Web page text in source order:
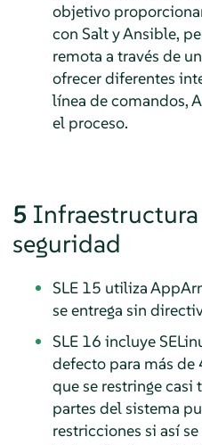
objetivo
con Salt y Ansible,
remota a través de
ofrecer diferentes
línea de comandos,
el proceso.
5
seguridad
SLE 15 utiliza
se entrega sin
SLE 16 incluye
defecto para más
que se restringe casi
partes del sistema
restricciones si así se